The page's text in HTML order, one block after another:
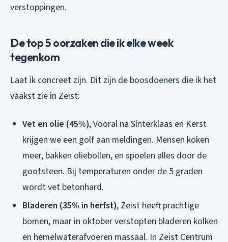
verstoppingen.
De top 5 oorzaken die ik elke week
tegenkom
Laat ik concreet zijn. Dit zijn de boosdoeners die ik het
vaakst zie in Zeist:
Vet en olie (45%), Vooral na Sinterklaas en Kerst
krijgen we een golf aan meldingen. Mensen koken
meer, bakken oliebollen, en spoelen alles door de
gootsteen. Bij temperaturen onder de 5 graden
wordt vet betonhard.
Bladeren (35% in herfst), Zeist heeft prachtige
bomen, maar in oktober verstopten bladeren kolken
en hemelwaterafvoeren massaal. In Zeist Centrum